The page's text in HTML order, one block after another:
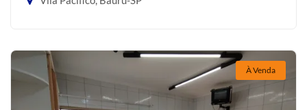
À Venda